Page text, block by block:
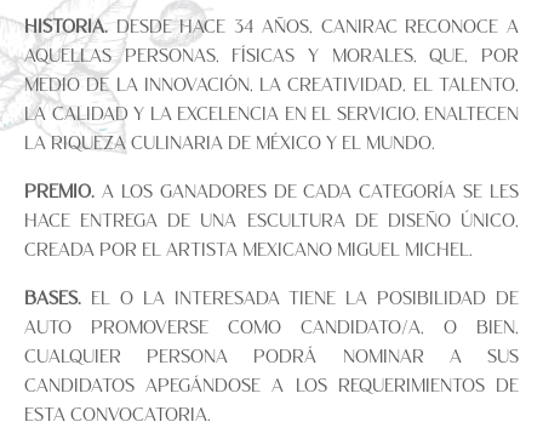
HISTORIA. Desde hace 34 años, CANIRAC reconoce a
aquellas personas, físicas y morales, que, por
medio de la innovación, la creatividad, el talento,
la calidad y la excelencia en el servicio, enaltecen
la riqueza culinaria de México y el mundo.
PREMIO. A los ganadores de cada categoría se les
hace entrega de una escultura de diseño único,
creada por el artista mexicano Miguel Michel.
BASES. El o la interesada tiene la posibilidad de
auto promoverse como candidato/a, o bien,
cualquier persona podrá nominar a sus
candidatos apegándose a los requerimientos de
esta convocatoria.